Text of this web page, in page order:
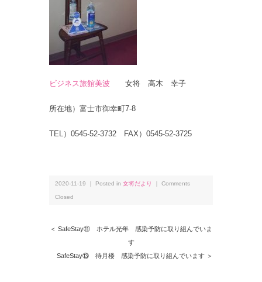
ビジネス旅館美波 女将 高木 幸子
所在地）富士市御幸町7-8
TEL）0545-52-3732 FAX）0545-52-3725
2020-11-19 ｜ Posted in 女将だより Comments
Closed
＜ SafeStay⑪ ホテル光年 感染予防に取り組んでいま
す
SafeStay⑬ 待月楼 感染予防に取り組んでいます ＞